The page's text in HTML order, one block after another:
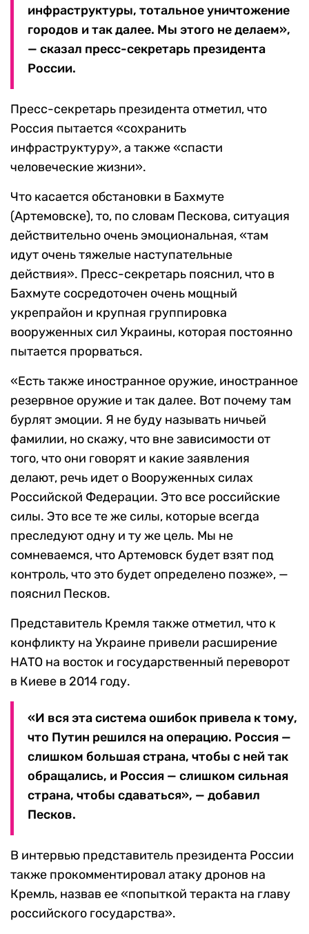
инфраструктуры, тотальное уничтожение
городов и так далее. Мы этого не делаем»,
— сказал пресс-секретарь президента
России.
Пресс-секретарь президента отметил, что
Россия пытается «сохранить
инфраструктуру», а также «спасти
человеческие жизни».
Что касается обстановки в Бахмуте
(Артемовске), то, по словам Пескова, ситуация
действительно очень эмоциональная, «там
идут очень тяжелые наступательные
действия». Пресс-секретарь пояснил, что в
Бахмуте сосредоточен очень мощный
укрепрайон и крупная группировка
вооруженных сил Украины, которая постоянно
пытается прорваться.
«Есть также иностранное оружие, иностранное
резервное оружие и так далее. Вот почему там
бурлят эмоции. Я не буду называть ничьей
фамилии, но скажу, что вне зависимости от
того, что они говорят и какие заявления
делают, речь идет о Вооруженных силах
Российской Федерации. Это все российские
силы. Это все те же силы, которые всегда
преследуют одну и ту же цель. Мы не
сомневаемся, что Артемовск будет взят под
контроль, что это будет определено позже», —
пояснил Песков.
Представитель Кремля также отметил, что к
конфликту на Украине привели расширение
НАТО на восток и государственный переворот
в Киеве в 2014 году.
«И вся эта система ошибок привела к тому,
что Путин решился на операцию. Россия —
слишком большая страна, чтобы с ней так
обращались, и Россия — слишком сильная
страна, чтобы сдаваться», — добавил
Песков.
В интервью представитель президента России
также прокомментировал атаку дронов на
Кремль, назвав ее «попыткой теракта на главу
российского государства».